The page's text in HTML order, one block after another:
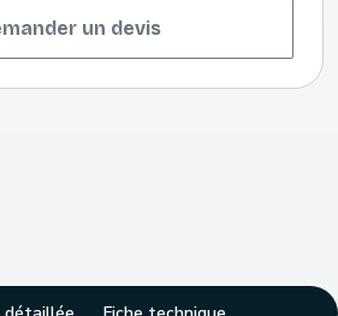
un devis